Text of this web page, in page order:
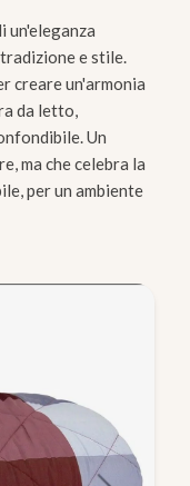
un'eleganza
e stile.
creare un'armonia
da letto,
Un
ma che celebra la
per un ambiente